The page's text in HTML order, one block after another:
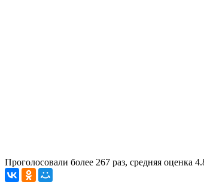
Проголосовали более 267 раз, средняя оценка